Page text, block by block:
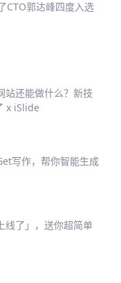
CTO郭达峰四度入选
站还能做什么？新技
x iSlide
写作，帮你智能生成
线了」，送你超简单